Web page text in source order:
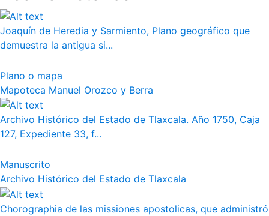
Joaquín de Heredia y Sarmiento, Plano geográfico que
demuestra la antigua si...
Plano o mapa
Mapoteca Manuel Orozco y Berra
Archivo Histórico del Estado de Tlaxcala. Año 1750, Caja
127, Expediente 33, f...
Manuscrito
Archivo Histórico del Estado de Tlaxcala
Chorographia de las missiones apostolicas, que administró